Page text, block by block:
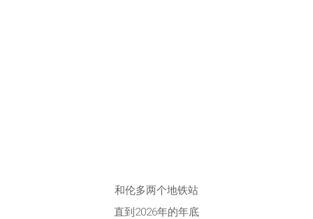
和伦多两个地铁站
直到2026年的年底